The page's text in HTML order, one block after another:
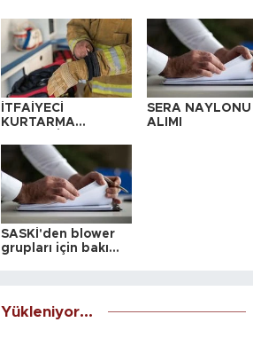
İTFAİYECİ
KURTARMA
ALINACAKTIR
SERA NAYLONU
ALIMI
SASKİ'den blower
grupları için bakım
Yükleniyor...